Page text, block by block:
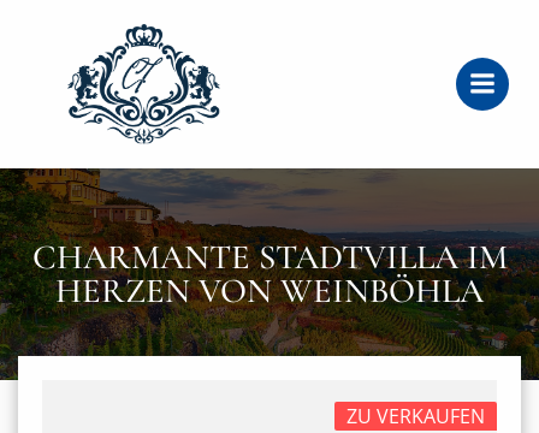
CHARMANTE STADTVILLA IM
HERZEN VON WEINBÖHLA
ZU VERKAUFEN